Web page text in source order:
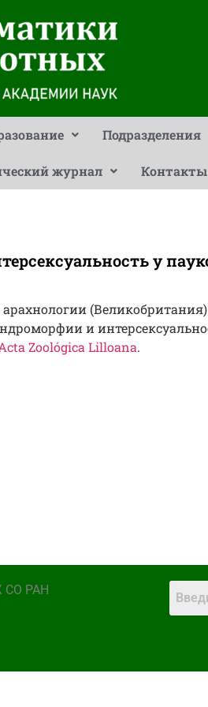
Подразделения
журнал Контакты
у
и
Zoológica Lilloana.
СО РАН